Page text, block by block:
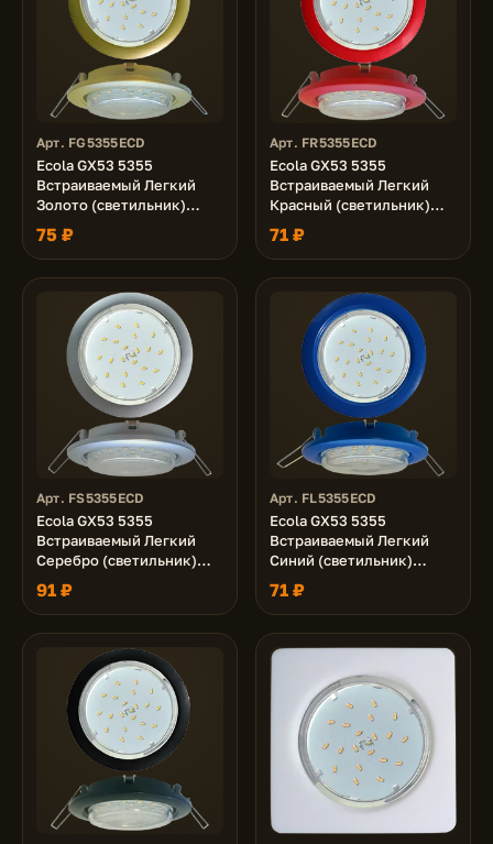
Арт. FG5355ECD
Ecola GX53 5355
Встраиваемый Легкий
Золото (светильник)
25x106
75 ₽
Арт. FR5355ECD
Ecola GX53 5355
Встраиваемый Легкий
Красный (светильник)
25x106
71 ₽
Арт. FS5355ECD
Ecola GX53 5355
Встраиваемый Легкий
Серебро (светильник)
25x106
91 ₽
Арт. FL5355ECD
Ecola GX53 5355
Встраиваемый Легкий
Синий (светильник)
25x106
71 ₽